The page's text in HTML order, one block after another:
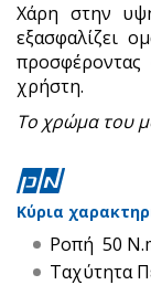
Χάρη στην
εξασφαλίζει
προσφέροντας
χρήστη.
Το χρώμα του
Κύρια
Ροπή 50
Ταχύτητα